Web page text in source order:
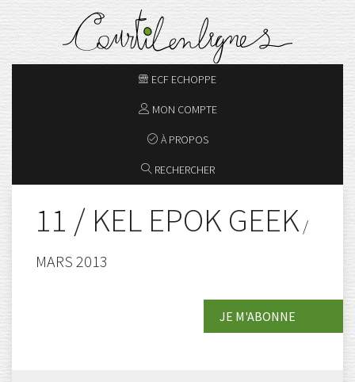
ECF ECHOPPE
MON COMPTE
À PROPOS
RECHERCHER
11 / KEL EPOK GEEK /
MARS 2013
JE M'ABONNE